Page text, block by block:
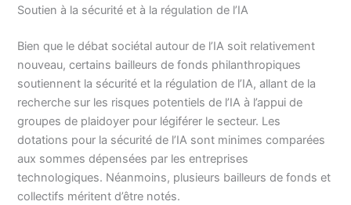
Soutien à la sécurité et à la régulation de l’IA
Bien que le débat sociétal autour de l’IA soit relativement
nouveau, certains bailleurs de fonds philanthropiques
soutiennent la sécurité et la régulation de l’IA, allant de la
recherche sur les risques potentiels de l’IA à l’appui de
groupes de plaidoyer pour légiférer le secteur. Les
dotations pour la sécurité de l’IA sont minimes comparées
aux sommes dépensées par les entreprises
technologiques. Néanmoins, plusieurs bailleurs de fonds et
collectifs méritent d’être notés.